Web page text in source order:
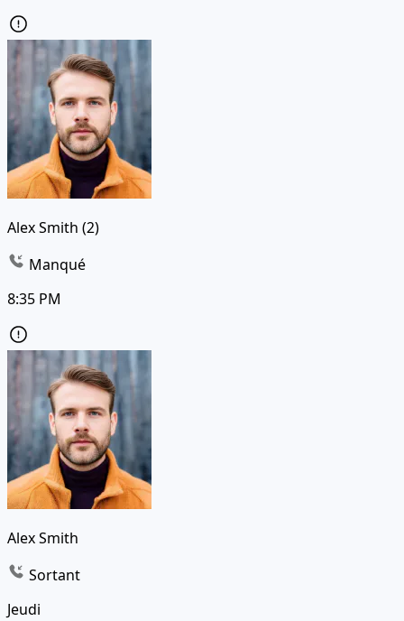
Alex Smith (2)
Manqué
8:35 PM
Alex Smith
Sortant
Jeudi